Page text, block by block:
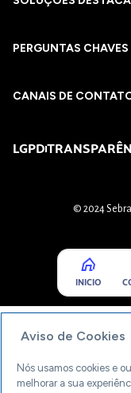
PERGUNTAS CHAVES​
CANAIS DE
LGPD
© 2024
INICIO
Aviso de Cookies
Nós usamos cookies e
melhorar a sua